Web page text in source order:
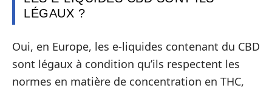
LÉGAUX ?
Oui, en Europe, les e-liquides contenant du CBD
sont légaux à condition qu’ils respectent les
normes en matière de concentration en THC,